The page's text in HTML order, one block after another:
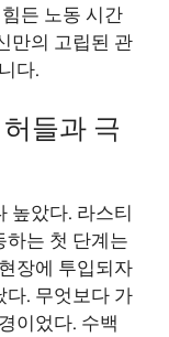
든 노동 시간
만의 고립된 관
다.
들과 극
높았다. 라스티
하는 첫 단계는
장에 투입되자
다. 무엇보다 가
이었다. 수백